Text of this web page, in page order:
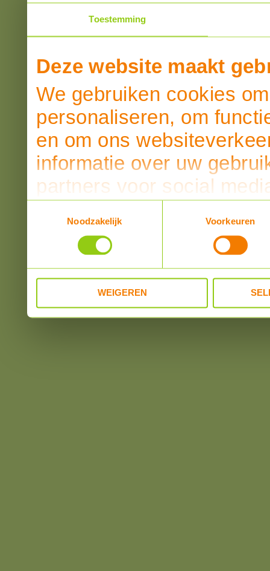
Toestemming
Deze website maakt
We gebruiken cookies
personaliseren, om
en om ons
informatie over uw
partners voor social
informatie die u aan ze
verzameld op basis van
Noodzakelijk
Voorkeuren
WEIGEREN